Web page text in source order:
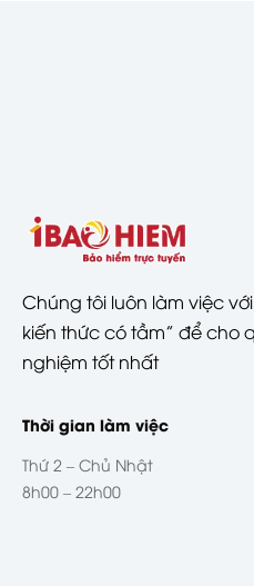
Chúng tôi luôn làm việc
kiến thức có tầm” để cho
nghiệm tốt nhất
Thời gian làm việc
Thứ 2 – Chủ Nhật
8h00 – 22h00